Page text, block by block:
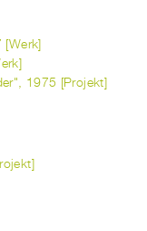
1975 [Projekt]